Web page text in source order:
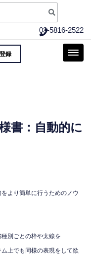
03-5816-2522
抜き加工サー
り抜き屋 キリ
して実質最安値 〜 写真 画像
をご提供!
録
書：自動的に
より簡単に行うためのノウ
別ごとの枠や太線を
上でも同様の表現をして欲